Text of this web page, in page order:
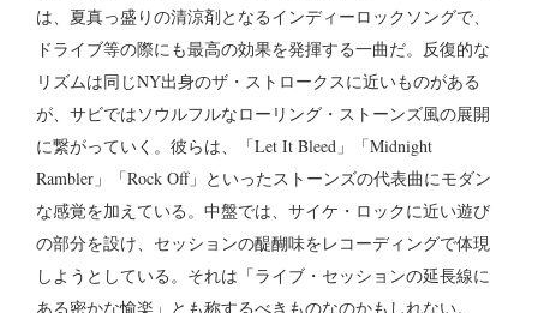
は、夏真っ盛りの清涼剤となるインディーロックソングで、
ドライブ等の際にも最高の効果を発揮する一曲だ。反復的な
リズムは同じNY出身のザ・ストロークスに近いものがある
が、サビではソウルフルなローリング・ストーンズ風の展開
に繋がっていく。彼らは、「Let It Bleed」「Midnight
Rambler」「Rock Off」といったストーンズの代表曲にモダン
な感覚を加えている。中盤では、サイケ・ロックに近い遊び
の部分を設け、セッションの醍醐味をレコーディングで体現
しようとしている。それは「ライブ・セッションの延長線に
ある密かな愉楽」とも称するべきものなのかもしれない。